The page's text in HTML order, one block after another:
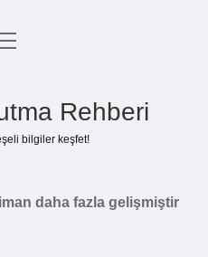
Rehberi
bilgiler keşfet!
daha fazla gelişmiştir